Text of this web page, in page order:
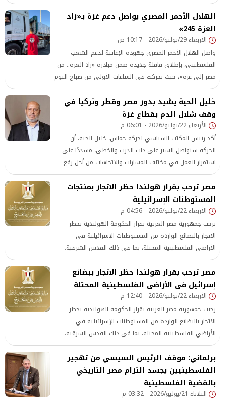
الهلال الأحمر المصري يواصل دعم غزة بـ«زاد
العزة 245»
الأربعاء 29/يوليو/2026 - 10:17 ص
واصل الهلال الأحمر المصري جهوده الإغاثية لدعم الشعب
الفلسطيني، بإطلاق قافلة جديدة ضمن مبادرة «زاد العزة.. من
مصر إلى غزة»، حيث تحركت في الساعات الأولى من صباح اليوم
القافلة رقم 245 باتجاه قطاع غزة، في إطار الدور الذي يقوم به
الهلال الأحمر المصري باعتباره الآلية الوطنية لتنسيق وإدخال
المساعدات الإنسانية
خليل الحية يشيد بدور مصر وقطر وتركيا في
وقف شلال الدم بقطاع غزة
الأربعاء 22/يوليو/2026 - 06:01 م
أكد رئيس المكتب السياسي لحركة حماس، خليل الحية، أن
الحركة ستواصل السير على ذات الدرب والخطى، مشددًا على
استمرار العمل في مختلف المسارات والاتجاهات من أجل رفع
الضر والألم عن أهل غزة
مصر ترحب بقرار هولندا حظر الاتجار بمنتجات
المستوطنات الإسرائيلية
الأربعاء 22/يوليو/2026 - 04:56 م
ترحب جمهورية مصر العربية بقرار الحكومة الهولندية بحظر
الاتجار بالبضائع الواردة من المستوطنات الإسرائيلية في
الأراضي الفلسطينية المحتلة، بما في ذلك القدس الشرقية.
مصر ترحب بقرار هولندا حظر الاتجار ببضائع
إسرائيل فى الأراضى الفلسطينية المحتلة
الأربعاء 22/يوليو/2026 - 12:40 م
رحبت جمهورية مصر العربية بقرار الحكومة الهولندية بحظر
الاتجار بالبضائع الواردة من المستوطنات الإسرائيلية في
الأراضي الفلسطينية المحتلة، بما في ذلك القدس الشرقية.
برلماني: موقف الرئيس السيسي من تهجير
الفلسطينيين يجسد التزام مصر التاريخي
بالقضية الفلسطينية
الثلاثاء 21/يوليو/2026 - 03:32 م